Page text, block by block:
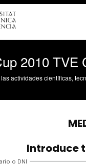
2010 TVE
actividades científicas,